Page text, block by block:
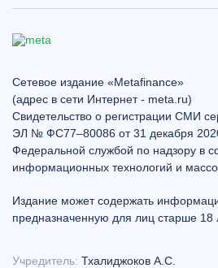
Сетевое издание «Metafinance»
(адрес в сети Интернет - meta.ru)
Свидетельство о регистрации СМИ
ЭЛ № ФС77–80086 от 31 декабря
Федеральной службой по надзору в
информационных технологий и
Издание может содержать
предназначенную для лиц старше 18
Учредитель: Тхалиджоков А.С.